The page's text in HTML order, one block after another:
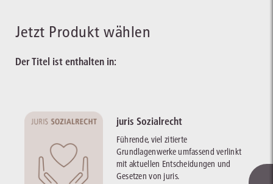
Jetzt Produkt wählen
Der Titel ist enthalten in:
juris Sozialrecht
Führende, viel zitierte
Grundlagenwerke umfassend verlinkt
mit aktuellen Entscheidungen und
Gesetzen von juris.